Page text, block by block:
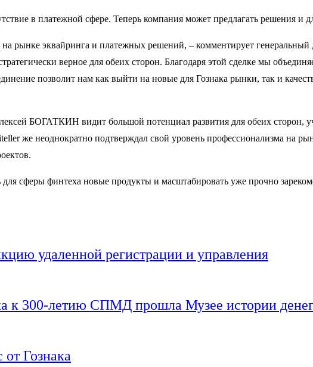
в платежной сфере. Теперь компания может предлагать решения и
рынке эквайринга и платежных решений, – комментирует
верное для обеих сторон. Благодаря этой сделке мы
позволит нам как выйти на новые для Гознака рынки, так и
БОГАТКИН видит большой потенциал развития для обеих сторон,
же неоднократно подтверждал свой уровень профессионализма на
сферы финтеха новые продукты и масштабировать уже прочно
удаленной регистрации и управления
к 300-летию СПМД прошла Музее истории
Гознака